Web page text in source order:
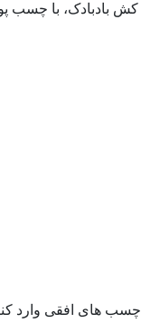
کش بادبادک، با
چسب های افقی